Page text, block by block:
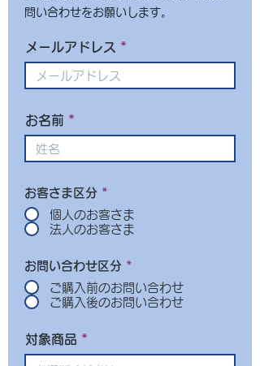
問い合わせをお願いします。
メールアドレス
お名前
お客さま区分 *
個人のお客さま
法人のお客さま
お問い合わせ区分 *
ご購入前のお問い合わせ
ご購入後のお問い合わせ
対象商品